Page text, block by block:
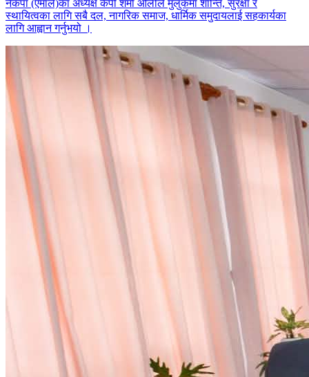
नेकपा (एमाले)का अध्यक्ष केपी शर्मा ओलीले मुलुकमा शान्ति, सुरक्षा र
स्थायित्वका लागि सबै दल, नागरिक समाज, धार्मिक समुदायलाई सहकार्यका
लागि आह्वान गर्नुभयो ।